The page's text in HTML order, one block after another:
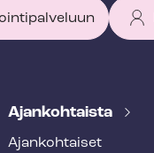
Ajankohtaista
Ajankohtaiset